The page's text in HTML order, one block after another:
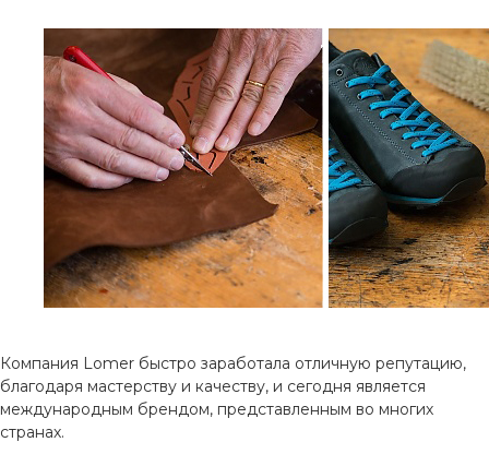
Компания Lomer быстро заработала отличную репутацию,
благодаря мастерству и качеству, и сегодня является
международным брендом, представленным во многих
странах.